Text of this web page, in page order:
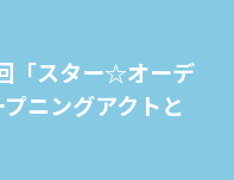
「スター☆オーデ
ニングアクトと